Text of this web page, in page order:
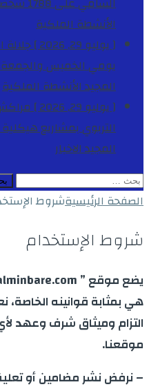
الأنشطة الملكية
[ يوليو 29, 2026 ]
يومي الخميس والجمعة
المجيدالأنشطة الملكية
[ يوليو 29, 2026 ]
التربوي بمشاريع
المجيدالاخبار
البحث
عن:
الصفحة الرئيسيةشروط
شروط الإستخدام
هي بمثابة قوانينه الخاصة،
التزام وميثاق شرف وعهد
موقعنا.
– نرفض نشر مضامين أو